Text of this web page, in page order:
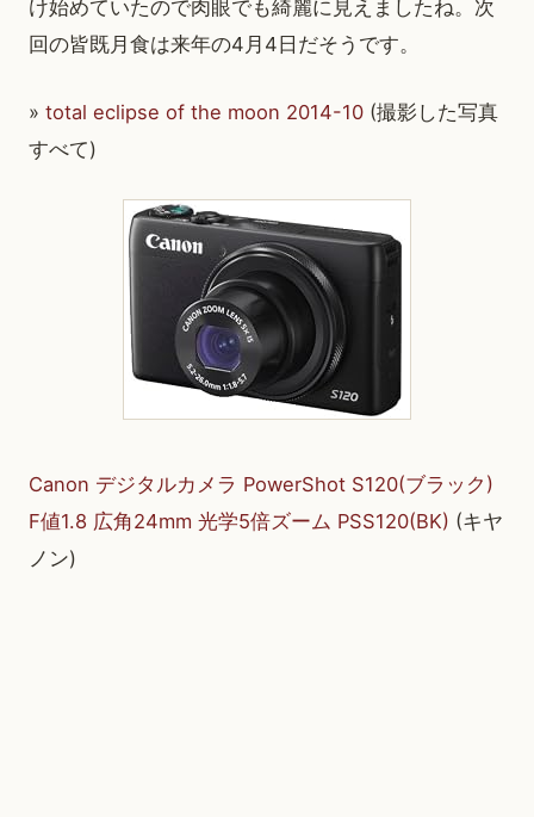
け始めていたので肉眼でも綺麗に見えましたね。次
回の皆既月食は来年の4月4日だそうです。
» total eclipse of the moon 2014-10 (撮影した写真
すべて)
Canon デジタルカメラ PowerShot S120(ブラック)
F値1.8 広角24mm 光学5倍ズーム PSS120(BK) (キヤ
ノン)